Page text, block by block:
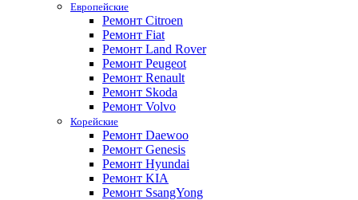
Европейские
Ремонт Citroen
Ремонт Fiat
Ремонт Land Rover
Ремонт Peugeot
Ремонт Renault
Ремонт Skoda
Ремонт Volvo
Корейские
Ремонт Daewoo
Ремонт Genesis
Ремонт Hyundai
Ремонт KIA
Ремонт SsangYong